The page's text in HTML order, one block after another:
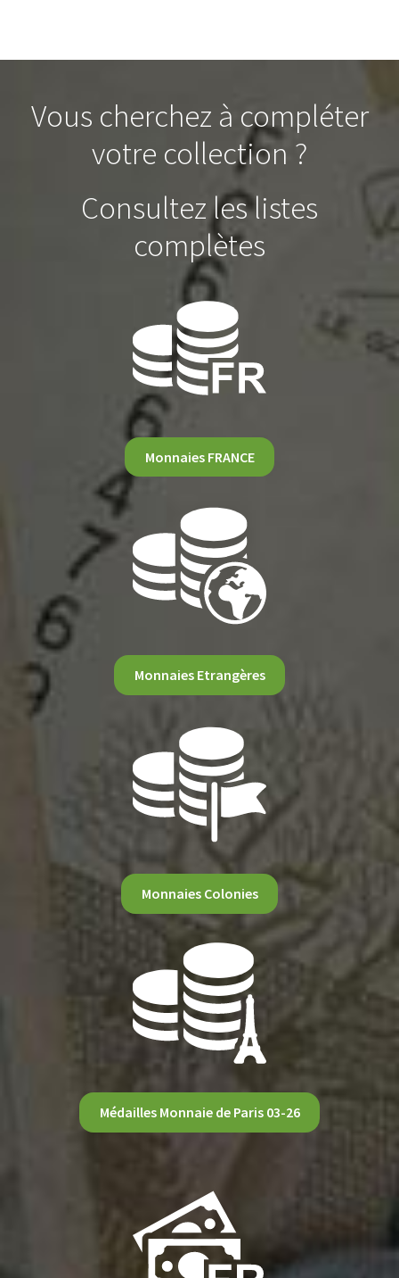
Vous cherchez à compléter
votre collection ?
Consultez les listes
complètes
Monnaies FRANCE
Monnaies Etrangères
Monnaies Colonies
Médailles Monnaie de Paris 03-26